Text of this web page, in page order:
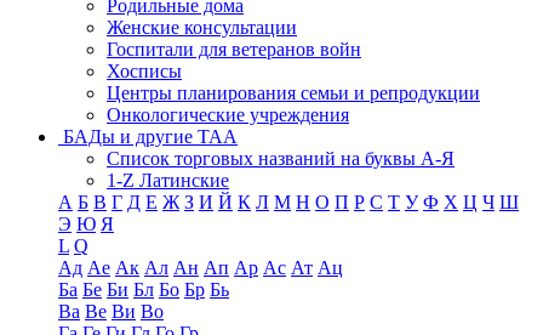
Родильные дома
Женские консультации
Госпитали для ветеранов войн
Хосписы
Центры планирования семьи и репродукции
Онкологические учреждения
БАДы и другие ТАА
Список торговых названий на буквы А-Я
1-Z Латинские
А Б В Г Д Е Ж З И Й К Л М Н О П Р С Т У Ф Х Ц Ч Ш
Э Ю Я
L Q
Ад Ае Ак Ал Ан Ап Ар Ас Ат Ац
Ба Бе Би Бл Бо Бр Бь
Ва Ве Ви Во